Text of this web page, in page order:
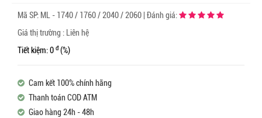
Mã SP: ML - 1740 / 1760 / 2040 / 2060 Đánh giá:
Giá thị trường : Liên hệ
Tiết kiệm: 0 đ (%)
Cam kết 100% chính hãng
Thanh toán COD ATM
Giao hàng 24h - 48h